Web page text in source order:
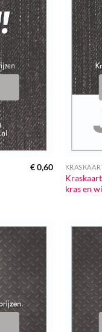
€0,60
kras en